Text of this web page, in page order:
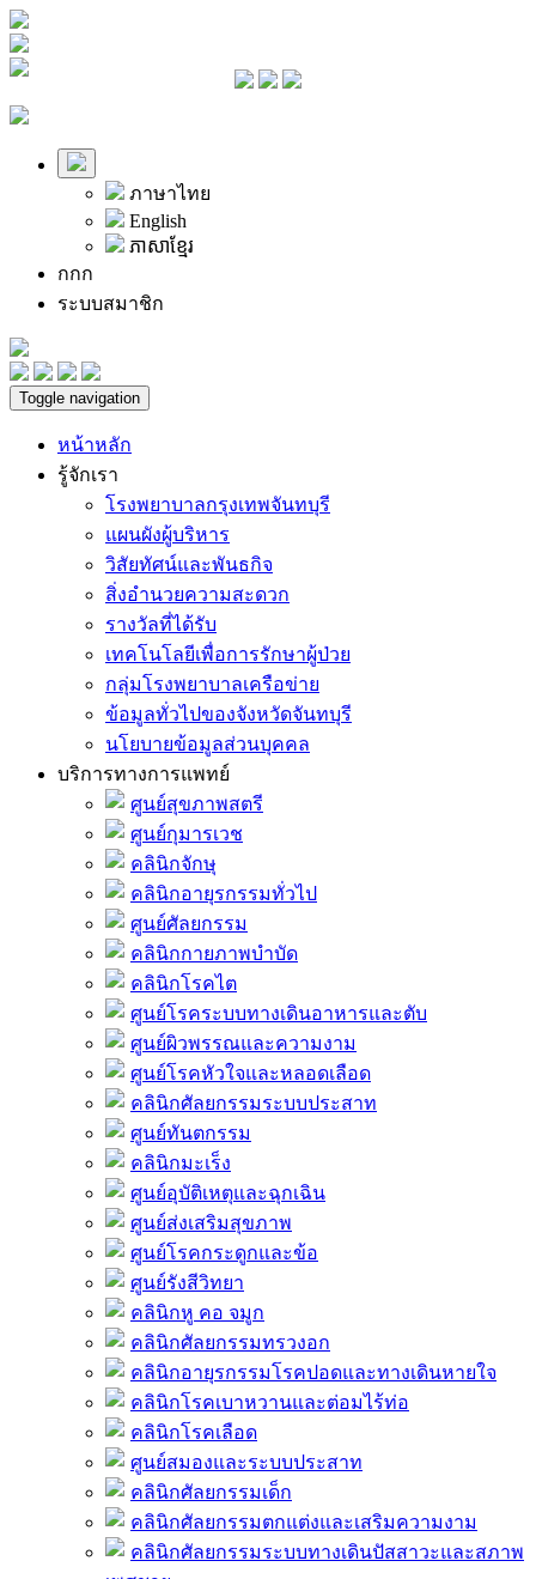
ภาษาไทย
English
ភាសាខ្មែរ
กกก
ระบบสมาชิก
Toggle navigation
หน้าหลัก
รู้จักเรา
โรงพยาบาลกรุงเทพจันทบุรี
แผนผังผู้บริหาร
วิสัยทัศน์และพันธกิจ
สิ่งอำนวยความสะดวก
รางวัลที่ได้รับ
เทคโนโลยีเพื่อการรักษาผู้ป่วย
กลุ่มโรงพยาบาลเครือข่าย
ข้อมูลทั่วไปของจังหวัดจันทบุรี
นโยบายข้อมูลส่วนบุคคล
บริการทางการแพทย์
ศูนย์สุขภาพสตรี
ศูนย์กุมารเวช
คลินิกจักษุ
คลินิกอายุรกรรมทั่วไป
ศูนย์ศัลยกรรม
คลินิกกายภาพบำบัด
คลินิกโรคไต
ศูนย์โรคระบบทางเดินอาหารและตับ
ศูนย์ผิวพรรณและความงาม
ศูนย์โรคหัวใจและหลอดเลือด
คลินิกศัลยกรรมระบบประสาท
ศูนย์ทันตกรรม
คลินิกมะเร็ง
ศูนย์อุบัติเหตุและฉุกเฉิน
ศูนย์ส่งเสริมสุขภาพ
ศูนย์โรคกระดูกและข้อ
ศูนย์รังสีวิทยา
คลินิกหู คอ จมูก
คลินิกศัลยกรรมทรวงอก
คลินิกอายุรกรรมโรคปอดและทางเดินหายใจ
คลินิกโรคเบาหวานและต่อมไร้ท่อ
คลินิกโรคเลือด
ศูนย์สมองและระบบประสาท
คลินิกศัลยกรรมเด็ก
คลินิกศัลยกรรมตกแต่งและเสริมความงาม
คลินิกศัลยกรรมระบบทางเดินปัสสาวะและสภาพ